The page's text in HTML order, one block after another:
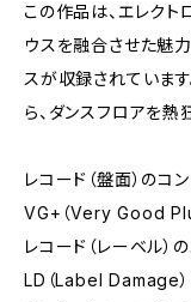
この作品は、エレクト
ウスを融合させた魅
スが収録されていま
ら、ダンスフロアを熱
レコード（盤面）のコ
VG+（Very Good
レコード（レーベル）
LD（Label Damage）